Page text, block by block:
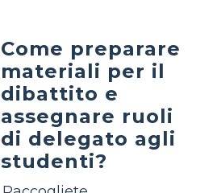
Come preparare
materiali per il
dibattito e
assegnare ruoli
di delegato agli
studenti?